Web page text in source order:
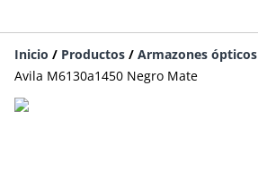
Inicio / Productos / Armazones ópticos
Avila M6130a1450 Negro Mate